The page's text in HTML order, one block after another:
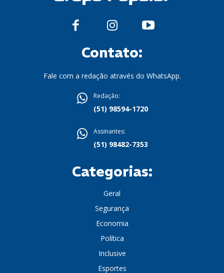
Contato:
Fale com a redação através do WhatsApp.
Redação:
(51) 98594-1720
Assinantes:
(51) 98482-7353
Categorias:
Geral
Segurança
Economia
Política
Inclusive
Esportes